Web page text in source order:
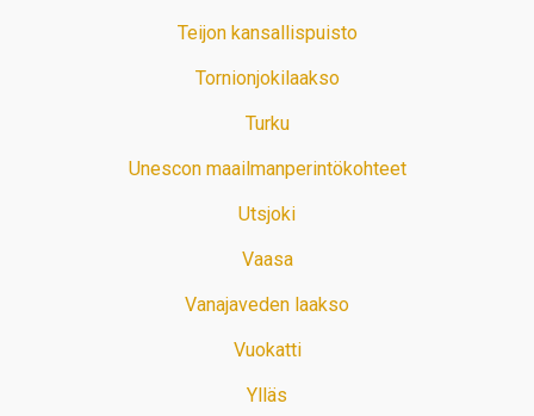
Teijon kansallispuisto
Tornionjokilaakso
Turku
Unescon maailmanperintökohteet
Utsjoki
Vaasa
Vanajaveden laakso
Vuokatti
Ylläs